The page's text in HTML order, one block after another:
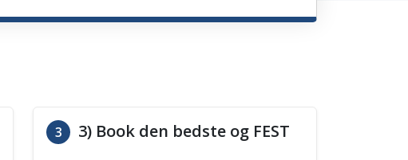
3 3) Book den bedste og FEST